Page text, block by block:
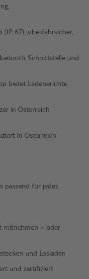
67), überfahrsicher,
Schnittstelle und
bietet Ladeberichte,
in Österreich
in Österreich
passend für jedes
mitnehmen – oder
und Losladen
und zertifiziert